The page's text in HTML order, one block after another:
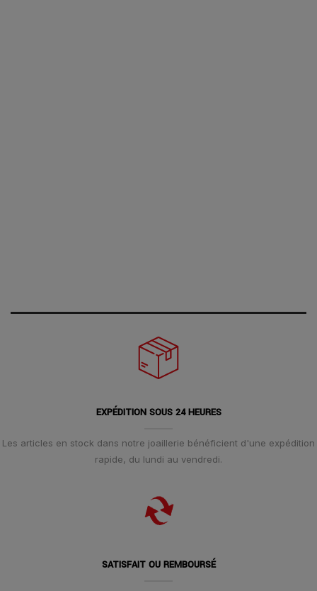
EXPÉDITION SOUS 24 HEURES
Les articles en stock dans notre joaillerie bénéficient d'une expédition
rapide, du lundi au vendredi.
SATISFAIT OU REMBOURSÉ